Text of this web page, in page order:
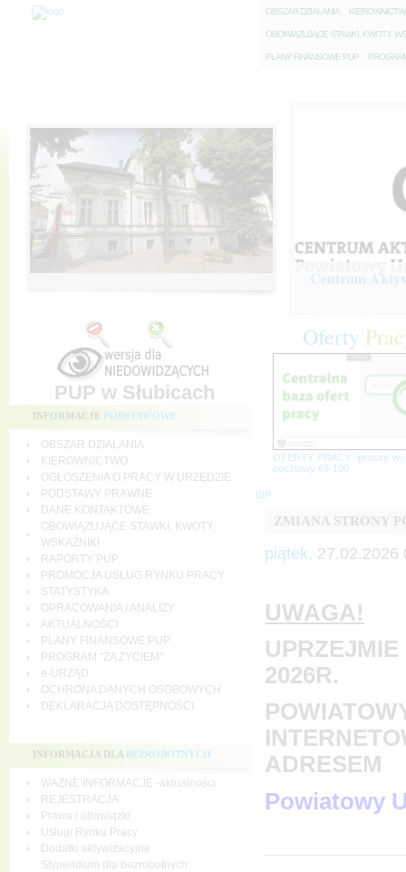
OBSZAR DZIAŁANIA K
OBOWIĄZUJĄCE STAWKI, KWOTY,
PLANY FINANSOWE PUP P
Centrum
PUP w Słubicach
INFORMACJE PODSTAWOWE
OBSZAR DZIAŁANIA
KIEROWNICTWO
OGŁOSZENIA O PRACY W URZĘDZIE
PODSTAWY PRAWNE
DANE KONTAKTOWE
OBOWIĄZUJĄCE STAWKI, KWOTY,
WSKAŹNIKI
RAPORTY PUP
PROMOCJA USŁUG RYNKU PRACY
STATYSTYKA
OPRACOWANIA I ANALIZY
AKTUALNOŚCI
PLANY FINANSOWE PUP
PROGRAM "ZA ŻYCIEM"
e-URZĄD
OCHRONA DANYCH OSOBOWYCH
DEKLARACJA DOSTĘPNOŚCI
INFORMACJA DLA BEZROBOTNYCH
WAŻNE INFORMACJE -aktualności
REJESTRACJA
Prawa i obowiązki
Usługi Rynku Pracy
Dodatki aktywizacyjne
Stypendium dla bezrobotnych
Oferty
OFERTY PRACY -proszę
pocztowy 69-100
BIP
ZMIANA STRONY
piątek, 27.02.2026
UWAGA!
2026R.
ADRESEM
Powiatowy